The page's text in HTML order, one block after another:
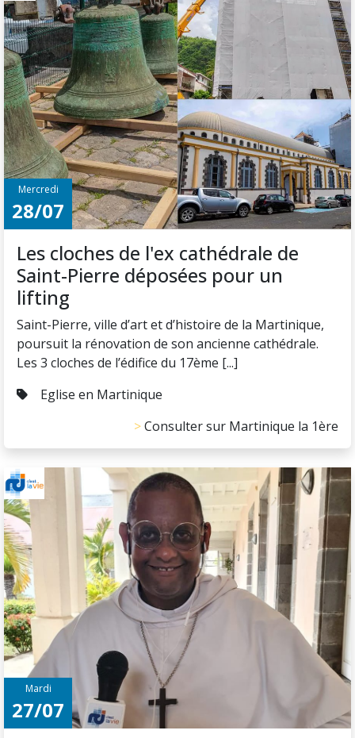
Mercredi
28/07
Les cloches de l'ex cathédrale de
Saint-Pierre déposées pour un
lifting
Saint-Pierre, ville d’art et d’histoire de la Martinique,
poursuit la rénovation de son ancienne cathédrale.
Les 3 cloches de l’édifice du 17ème [...]
Eglise en Martinique
Consulter sur Martinique la 1ère
Mardi
27/07